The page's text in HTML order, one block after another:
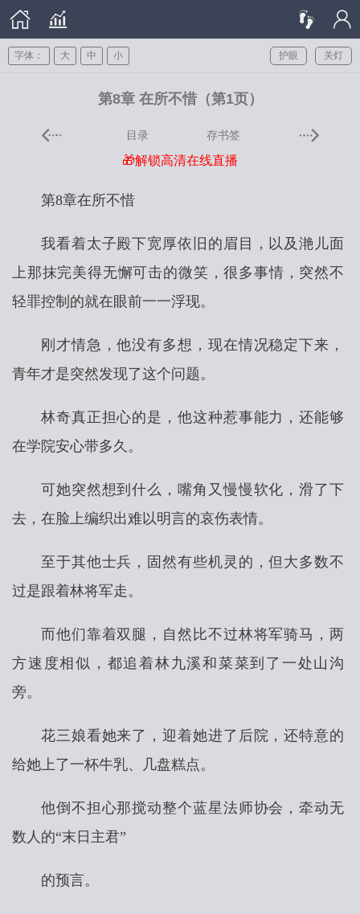
关灯
护眼
字体： 大 中 小
第8章 在所不惜（第1页）
目录 存书签
🎁解锁高清在线直播
第8章在所不惜
我看着太子殿下宽厚依旧的眉目，以及滟儿面
上那抹完美得无懈可击的微笑，很多事情，突然不
轻罪控制的就在眼前一一浮现。
刚才情急，他没有多想，现在情况稳定下来，
青年才是突然发现了这个问题。
林奇真正担心的是，他这种惹事能力，还能够
在学院安心带多久。
可她突然想到什么，嘴角又慢慢软化，滑了下
去，在脸上编织出难以明言的哀伤表情。
至于其他士兵，固然有些机灵的，但大多数不
过是跟着林将军走。
而他们靠着双腿，自然比不过林将军骑马，两
方速度相似，都追着林九溪和菜菜到了一处山沟
旁。
花三娘看她来了，迎着她进了后院，还特意的
给她上了一杯牛乳、几盘糕点。
他倒不担心那搅动整个蓝星法师协会，牵动无
数人的“末日主君”
的预言。